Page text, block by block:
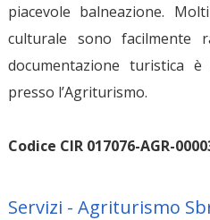
piacevole balneazione.
culturale sono facilmente
documentazione turistica
presso l’Agriturismo.
Codice CIR 017076-AGR-
Servizi - Agriturismo